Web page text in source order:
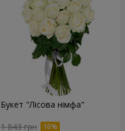
Букет "Лісова німфа"
1 843 грн